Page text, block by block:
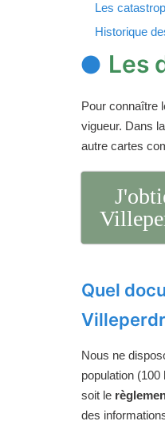
Les
Historique
Les
Pour connaître
vigueur. Dans
autre cartes
Quel
Nous ne
population
soit le
des